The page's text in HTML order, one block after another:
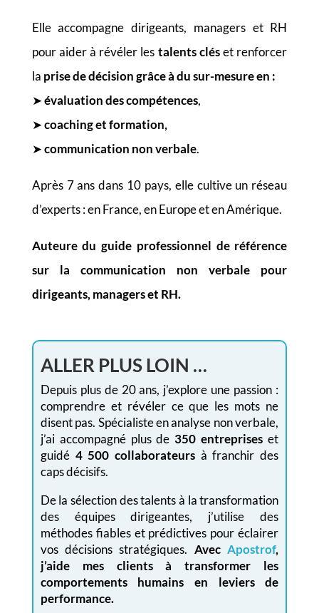
Elle accompagne dirigeants, managers et RH
pour aider à révéler les talents cléset renforcer
la prise de décision grâce à du sur-mesure en :
➤évaluation des compétences,
➤coaching et formation,
➤communication non verbale.
Après 7 ans dans 10 pays, elle cultive un réseau
d’experts :en France,en Europe eten Amérique.
Auteure du guide professionnel de référence
sur la communication non verbale pour
dirigeants, managers et RH.
ALLER PLUS LOIN …
Depuis plus de 20 ans, j’explore une passion :
comprendre et révéler ce que les mots ne
disent pas. Spécialiste en analyse non verbale,
j’ai accompagné plus de 350 entreprises et
guidé 4 500 collaborateurs à franchir des
caps décisifs.
De la sélection des talents à la transformation
des équipes dirigeantes, j’utilise des
méthodes fiables et prédictives pour éclairer
vos décisions stratégiques. AvecApostrof,
j’aide mes clients à transformer les
comportements humains en leviers de
performance.